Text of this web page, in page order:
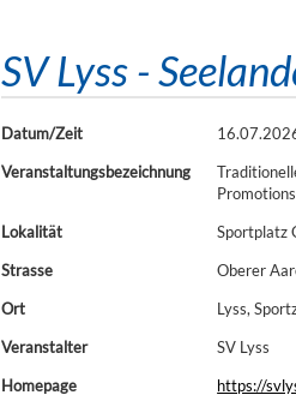
SV Lyss -
Datum/Zeit
Veranstaltungsbezeichnung
Lokalität
Sportplatz
Strasse
Oberer
Ort
Lyss,
Veranstalter
SV Lyss
Homepage
https://